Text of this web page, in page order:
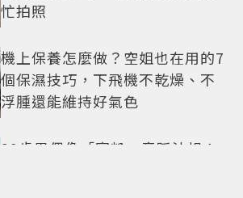
忙拍照
機上保養怎麼做？空姐也在用的7
個保濕技巧，下飛機不乾燥、不
浮腫還能維持好氣色
29歲男偶像「寵粉」竟踩法規！